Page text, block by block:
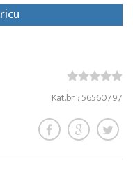
Kat.br. : 56560797